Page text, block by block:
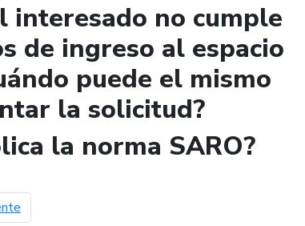
interesado no cumple
de ingreso al espacio
puede el mismo
la solicitud?
la norma SARO?